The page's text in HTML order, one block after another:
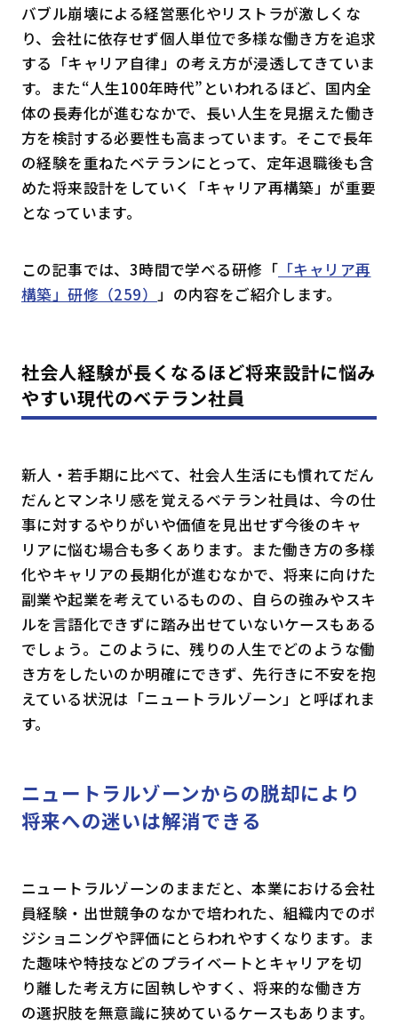
バブル崩壊による経営悪化やリストラが激しくな
り、会社に依存せず個人単位で多様な働き方を追求
する「キャリア自律」の考え方が浸透してきていま
す。また“人生100年時代”といわれるほど、国内全
体の長寿化が進むなかで、長い人生を見据えた働き
方を検討する必要性も高まっています。そこで長年
の経験を重ねたベテランにとって、定年退職後も含
めた将来設計をしていく「キャリア再構築」が重要
となっています。
この記事では、3時間で学べる研修「 「キャリア再
構築」研修（259） 」の内容をご紹介します。
社会人経験が長くなるほど将来設計に悩み
やすい現代のベテラン社員
新人・若手期に比べて、社会人生活にも慣れてだん
だんとマンネリ感を覚えるベテラン社員は、今の仕
事に対するやりがいや価値を見出せず今後のキャ
リアに悩む場合も多くあります。また働き方の多様
化やキャリアの長期化が進むなかで、将来に向けた
副業や起業を考えているものの、自らの強みやスキ
ルを言語化できずに踏み出せていないケースもある
でしょう。このように、残りの人生でどのような働
き方をしたいのか明確にできず、先行きに不安を抱
えている状況は「ニュートラルゾーン」と呼ばれま
す。
ニュートラルゾーンからの脱却により
将来への迷いは解消できる
ニュートラルゾーンのままだと、本業における会社
員経験・出世競争のなかで培われた、組織内でのポ
ジショニングや評価にとらわれやすくなります。ま
た趣味や特技などのプライベートとキャリアを切
り離した考え方に固執しやすく、将来的な働き方
の選択肢を無意識に狭めているケースもあります。